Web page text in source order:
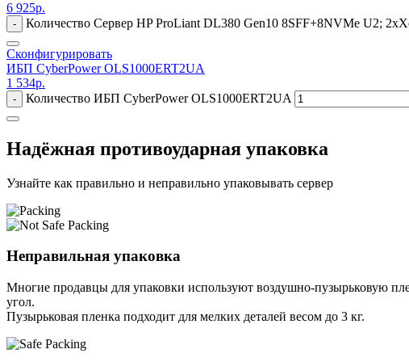
6 925р.
- Количество Сервер HP ProLiant DL380 Gen10 8SFF+8NVMe U2;
Сконфигурировать
ИБП CyberPower OLS1000ERT2UA
1 534р.
- Количество ИБП CyberPower OLS1000ERT2UA
Надёжная противоударная упаковка
Узнайте как правильно и неправильно упаковывать сервер
Неправильная упаковка
Многие продавцы для упаковки используют воздушно-пузырьковую
угол.
Пузырьковая пленка подходит для мелких деталей весом до 3 кг.